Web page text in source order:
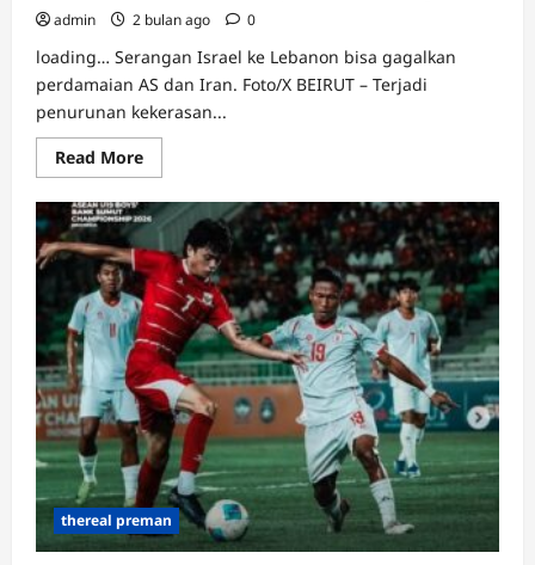
admin 2 bulan ago 0
loading… Serangan Israel ke Lebanon bisa gagalkan
perdamaian AS dan Iran. Foto/X BEIRUT – Terjadi
penurunan kekerasan...
Read MoreRead
more
Serangan
Israel
ke
Lebanon
Bisa
Gagalkan
Perdamaian
AS
dan
Iran,
Ini
3
Alasannya
thereal preman